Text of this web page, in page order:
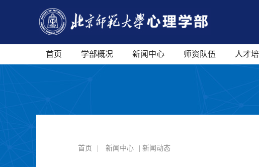
首页 学部概况 新闻中心 师资队伍 人才
首页 新闻中心 | 新闻动态